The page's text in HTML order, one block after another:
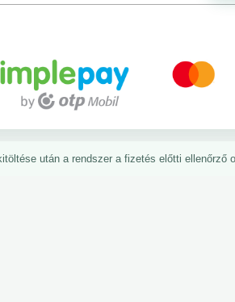
után a rendszer a fizetés előtti ellenőrző